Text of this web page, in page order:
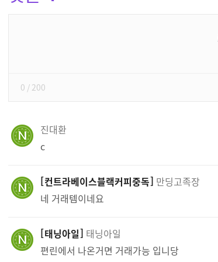
0 / 200
진대환
c
컨트라베이스블랙커피중독 만딩고족장
네 거래템이네요
태닝아일 태닝아일
편린에서 나온거면 거래가능 입니당